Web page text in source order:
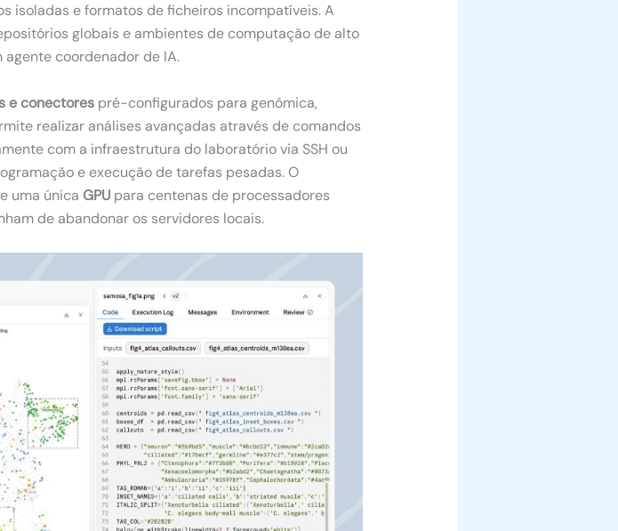
isoladas e formatos de ficheiros incompatíveis. A
globais e ambientes de computação de alto
coordenador de IA.
e conectorespré-configurados para genómica,
realizar análises avançadas através de comandos
com a infraestrutura do laboratório via SSH ou
e execução de tarefas pesadas. O
uma única GPUpara centenas de processadores
de abandonar os servidores locais.